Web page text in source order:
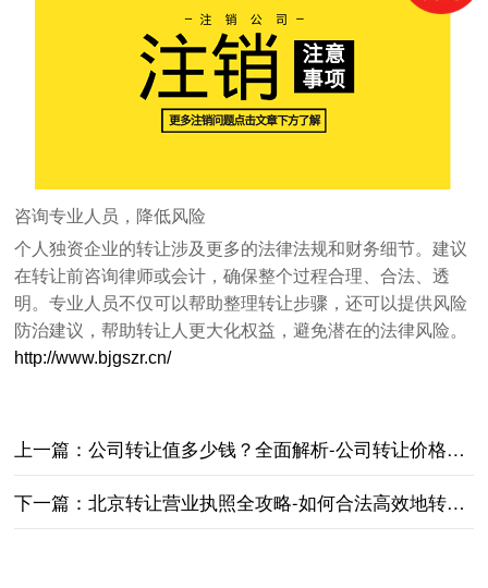
咨询专业人员，降低风险
个人独资企业的转让涉及更多的法律法规和财务细节。建议
在转让前咨询律师或会计，确保整个过程合理、合法、透
明。专业人员不仅可以帮助整理转让步骤，还可以提供风险
防治建议，帮助转让人更大化权益，避免潜在的法律风险。
http://www.bjgszr.cn/
上一篇：公司转让值多少钱？全面解析-公司转让价格评估与影响因素分析
下一篇：北京转让营业执照全攻略-如何合法高效地转让北京营业执照